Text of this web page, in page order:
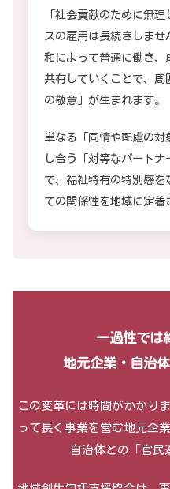
「社会貢献のために無
スの雇用は長続きしま
和によって普通に働き、
共有していくことで、周
の敬意」が生まれます。
単なる「同情や配慮の対
し合う「対等なパート
で、福祉特有の特別感を
ての関係性を地域に定着
一過性では
地元企業・自治
この変革には時間がかかり
って長く事業を営む地元企
自治体との「官民